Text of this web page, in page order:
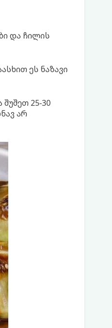
და ჩილის
ეს ნაზავი
25-30
არ